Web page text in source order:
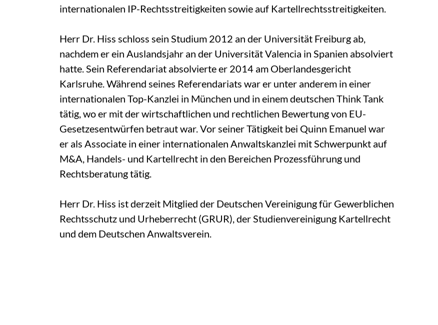
internationalen IP-Rechtsstreitigkeiten sowie auf Kartellrechtsstreitigkeiten.
Herr Dr. Hiss schloss sein Studium 2012 an der Universität Freiburg ab,
nachdem er ein Auslandsjahr an der Universität Valencia in Spanien absolviert
hatte. Sein Referendariat absolvierte er 2014 am Oberlandesgericht
Karlsruhe. Während seines Referendariats war er unter anderem in einer
internationalen Top-Kanzlei in München und in einem deutschen Think Tank
tätig, wo er mit der wirtschaftlichen und rechtlichen Bewertung von EU-
Gesetzesentwürfen betraut war. Vor seiner Tätigkeit bei Quinn Emanuel war
er als Associate in einer internationalen Anwaltskanzlei mit Schwerpunkt auf
M&A, Handels- und Kartellrecht in den Bereichen Prozessführung und
Rechtsberatung tätig.
Herr Dr. Hiss ist derzeit Mitglied der Deutschen Vereinigung für Gewerblichen
Rechtsschutz und Urheberrecht (GRUR), der Studienvereinigung Kartellrecht
und dem Deutschen Anwaltsverein.